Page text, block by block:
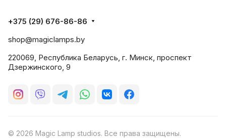
+375 (29) 676-86-86
shop@magiclamps.by
220069, Республика Беларусь, г. Минск, проспект
Дзержинского, 9
© 2026 Magic Lamp studios. Все права защищены.